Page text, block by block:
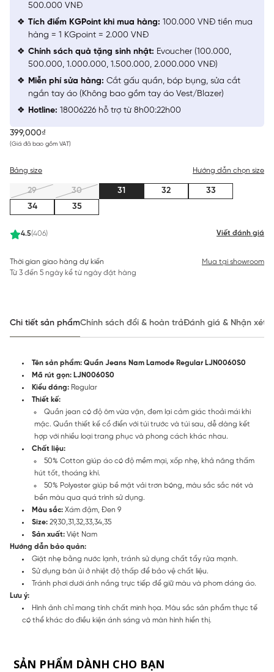
399,000₫
(Giá đã bao gồm VAT)
4.5(406) Viết đánh giá
Bảng size Hướng dẫn chọn size
29 30 31 32
33
34
35
Thời gian giao hàng dự kiến
Từ 3 đến 5 ngày kể từ ngày đặt hàng
Mua tại showroom
500.000 VNĐ
Tích điểm KGPoint khi mua hàng: 100.000 VNĐ tiền mua
hàng = 1 KGpoint = 2.000 VNĐ
Chính sách quà tặng sinh nhật: Evoucher (100.000,
500.000, 1.000.000, 1.500.000, 2.000.000 VNĐ)
Miễn phí sửa hàng: Cắt gấu quần, bóp bụng, sửa cắt
ngắn tay áo (Không bao gồm tay áo Vest/Blazer)
Hotline: 18006226 hỗ trợ từ 8h00:22h00
Chi tiết sản phẩmChính sách đổi & hoàn trảĐánh giá & Nhận xét
Tên sản phẩm: Quần Jeans Nam Lamode Regular LJN0060S0
Mã rút gọn: LJN0060S0
Kiểu dáng: Regular
Thiết kế:
Quần jean có độ ôm vừa vặn, đem lại cảm giác thoải mái khi
mặc. Quần thiết kế cổ điển với túi trước và túi sau, dễ dàng kết
hợp với nhiều loại trang phục và phong cách khác nhau.
Chất liệu:
50% Cotton giúp áo có độ mềm mại, xốp nhẹ, khả năng thấm
hút tốt, thoáng khí.
50% Polyester giúp bề mặt vải trơn bóng, màu sắc sắc nét và
bền màu qua quá trình sử dụng.
Màu sắc: Xám đậm, Đen 9
Size: 29,30,31,32,33,34,35
Sản xuất: Việt Nam
Hướng dẫn bảo quản:
Giặt nhẹ bằng nước lạnh, tránh sử dụng chất tẩy rửa mạnh.
Sử dụng bàn ủi ở nhiệt độ thấp để bảo vệ chất liệu.
Tránh phơi dưới ánh nắng trực tiếp để giữ màu và phom dáng áo.
Lưu ý:
Hình ảnh chỉ mang tính chất minh họa. Màu sắc sản phẩm thực tế
có thể khác do điều kiện ánh sáng và màn hình hiển thị.
SẢN PHẨM DÀNH CHO BẠN